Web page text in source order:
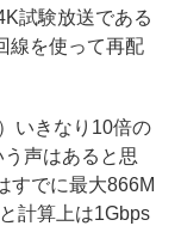
試験放送である
線を使って再配
いきなり10倍の
声はあると思
すでに最大866M
計算上は1Gbps